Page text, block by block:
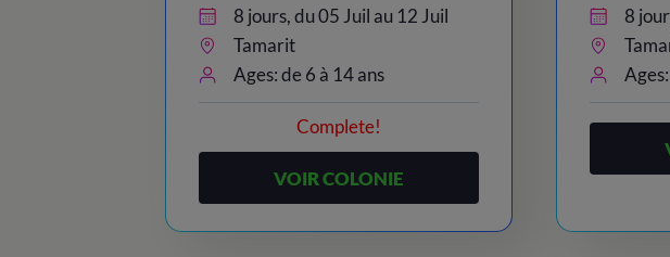
8 jours, du 05 Juil au 12 Juil
Tamarit
Ages: de 6 à 14 ans
Complete!
VOIR COLONIE
8